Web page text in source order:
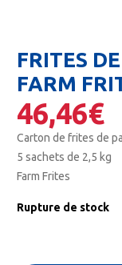
FRITES
FARM
46,46€
Carton de frites de
5 sachets de 2,5 kg
Farm Frites
Rupture de stock